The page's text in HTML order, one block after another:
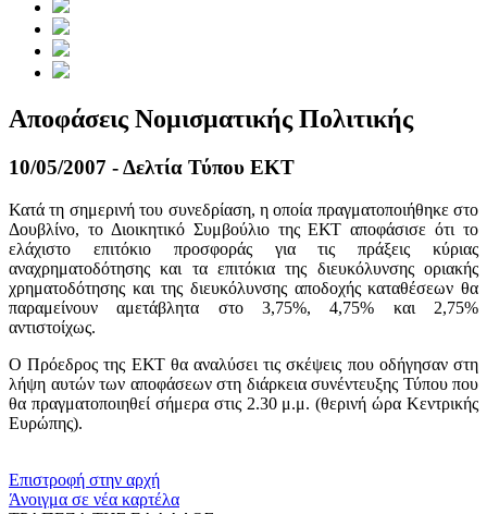
Αποφάσεις Νομισματικής Πολιτικής
10/05/2007 - Δελτία Τύπου ΕΚΤ
Κατά τη σημερινή του συνεδρίαση, η οποία πραγματοποιήθηκε στο
Δουβλίνο, το Διοικητικό Συμβούλιο της ΕΚΤ αποφάσισε ότι το
ελάχιστο επιτόκιο προσφοράς για τις πράξεις κύριας
αναχρηματοδότησης και τα επιτόκια της διευκόλυνσης οριακής
χρηματοδότησης και της διευκόλυνσης αποδοχής καταθέσεων θα
παραμείνουν αμετάβλητα στο 3,75%, 4,75% και 2,75%
αντιστοίχως.
Ο Πρόεδρος της ΕΚΤ θα αναλύσει τις σκέψεις που οδήγησαν στη
λήψη αυτών των αποφάσεων στη διάρκεια συνέντευξης Τύπου που
θα πραγματοποιηθεί σήμερα στις 2.30 μ.μ. (θερινή ώρα Κεντρικής
Ευρώπης).
Επιστροφή στην αρχή
Άνοιγμα σε νέα καρτέλα